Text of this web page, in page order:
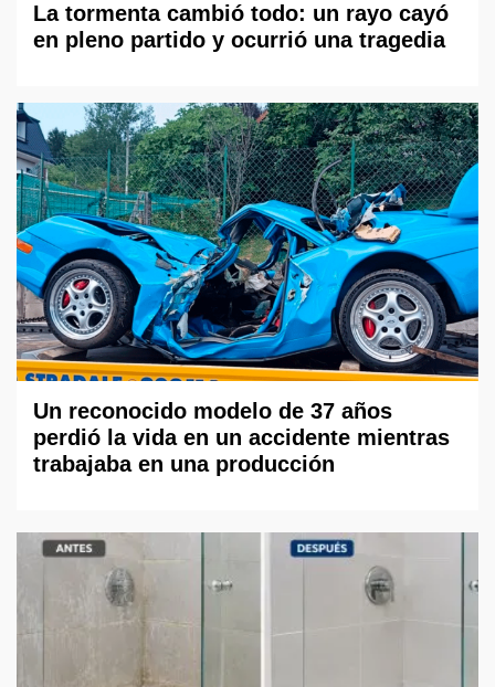
La tormenta cambió todo: un rayo cayó
en pleno partido y ocurrió una tragedia
Un reconocido modelo de 37 años
perdió la vida en un accidente mientras
trabajaba en una producción